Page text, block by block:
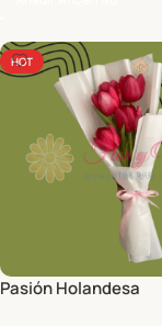
HOT
Pasión Holandesa